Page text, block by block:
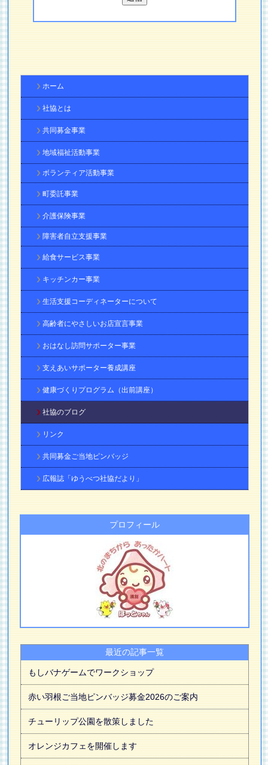
ホーム
社協とは
共同募金事業
地域福祉活動事業
ボランティア活動事業
町委託事業
介護保険事業
障害者自立支援事業
給食サービス事業
キッチンカー事業
生活支援コーディネーターについて
高齢者にやさしいお店宣言事業
おはなし訪問サポーター事業
支えあいサポーター養成講座
健康づくりプログラム（出前講座）
社協のブログ
リンク
共同募金ご当地ピンバッジ
広報誌「ゆうべつ社協だより」
プロフィール
最近の記事一覧
もしバナゲームでワークショップ
赤い羽根ご当地ピンバッジ募金2026のご案内
チューリップ公園を散策しました
オレンジカフェを開催します